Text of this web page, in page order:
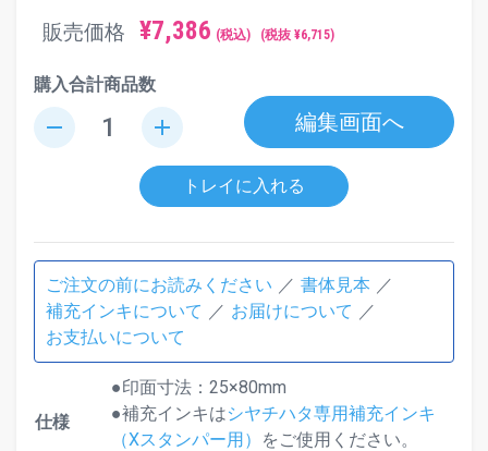
販売価格 ¥7,386 (税込) (税抜 ¥6,715)
購入合計商品数
remove add 編集画面へ
トレイに入れる
ご注文の前にお読みください
書体見本
補充インキについて
お届けについて
お支払いについて
仕様
●印面寸法：25×80mm
●補充インキはシヤチハタ専用補充インキ
（Xスタンパー用）
をご使用ください。